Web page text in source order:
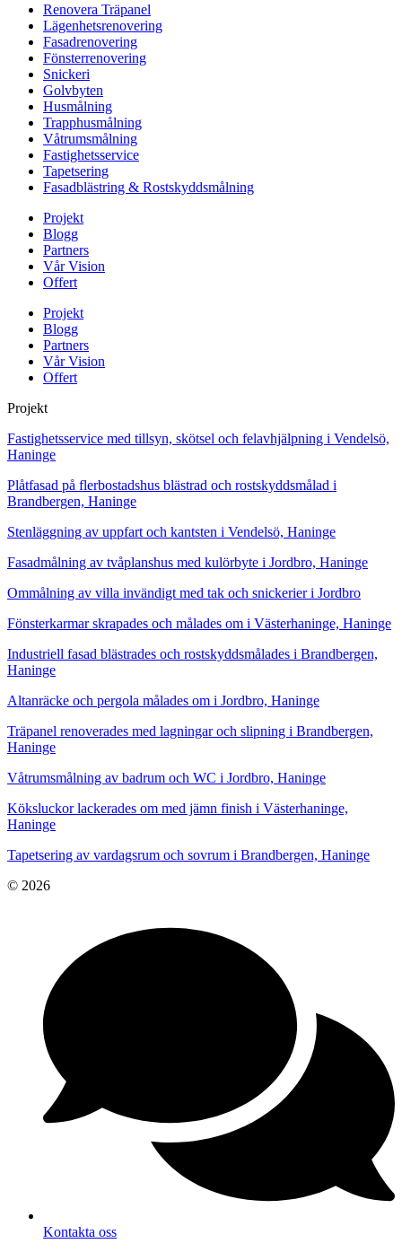
Renovera Träpanel
Lägenhetsrenovering
Fasadrenovering
Fönsterrenovering
Snickeri
Golvbyten
Husmålning
Trapphusmålning
Våtrumsmålning
Fastighetsservice
Tapetsering
Fasadblästring & Rostskyddsmålning
Projekt
Blogg
Partners
Vår Vision
Offert
Projekt
Blogg
Partners
Vår Vision
Offert
Projekt
Fastighetsservice med tillsyn, skötsel och felavhjälpning i Vendelsö,
Haninge
Plåtfasad på flerbostadshus blästrad och rostskyddsmålad i
Brandbergen, Haninge
Stenläggning av uppfart och kantsten i Vendelsö, Haninge
Fasadmålning av tvåplanshus med kulörbyte i Jordbro, Haninge
Ommålning av villa invändigt med tak och snickerier i Jordbro
Fönsterkarmar skrapades och målades om i Västerhaninge, Haninge
Industriell fasad blästrades och rostskyddsmålades i Brandbergen,
Haninge
Altanräcke och pergola målades om i Jordbro, Haninge
Träpanel renoverades med lagningar och slipning i Brandbergen,
Haninge
Våtrumsmålning av badrum och WC i Jordbro, Haninge
Köksluckor lackerades om med jämn finish i Västerhaninge,
Haninge
Tapetsering av vardagsrum och sovrum i Brandbergen, Haninge
© 2026
Kontakta oss